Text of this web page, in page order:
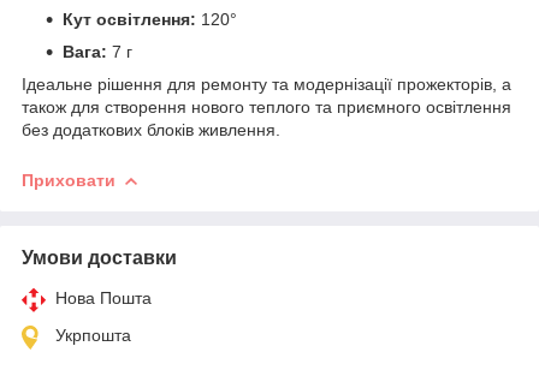
Кут освітлення: 120°
Вага: 7 г
Ідеальне рішення для ремонту та модернізації прожекторів, а
також для створення нового теплого та приємного освітлення
без додаткових блоків живлення.
Приховати
Умови доставки
Нова Пошта
Укрпошта